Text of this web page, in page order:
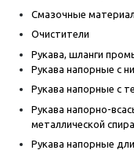
Смазочные
Очистители
Рукава, шланги
Рукава напорные с
Рукава напорные с
Рукава напорно-
металлической
Рукава напорные